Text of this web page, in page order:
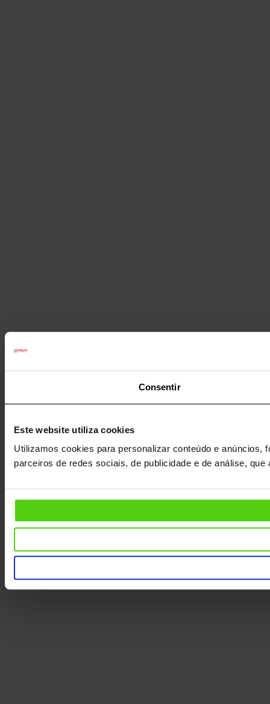
Consentir
Este website utiliza cookies
Utilizamos cookies para personalizar conteúdo e
parceiros de redes sociais, de publicidade e de análise,